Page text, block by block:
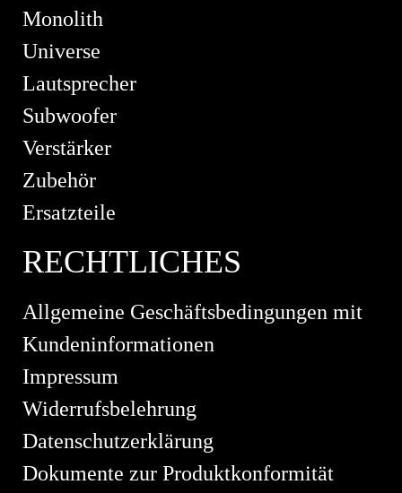
Monolith
Universe
Lautsprecher
Subwoofer
Verstärker
Zubehör
Ersatzteile
RECHTLICHES
Allgemeine Geschäftsbedingungen mit
Kundeninformationen
Impressum
Widerrufsbelehrung
Datenschutzerklärung
Dokumente zur Produktkonformität